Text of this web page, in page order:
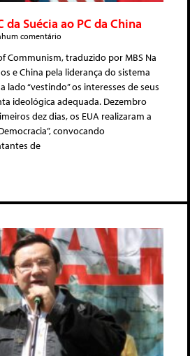
da Suécia ao PC da China
comentário
Communism, traduzido por MBS Na
e China pela liderança do sistema
lado “vestindo” os interesses de seus
ideológica adequada. Dezembro
dez dias, os EUA realizaram a
convocando
de